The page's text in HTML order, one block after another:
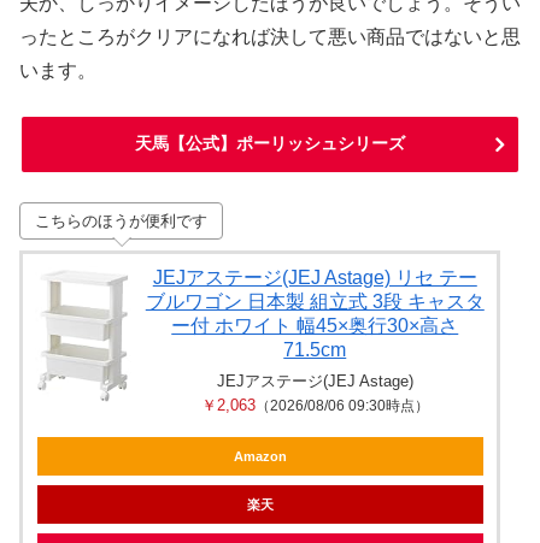
ったところがクリアになれば決して悪い商品ではないと思
います。
天馬【公式】ポーリッシュシリーズ
こちらのほうが便利です
JEJアステージ(JEJ Astage) リセ テー
ブルワゴン 日本製 組立式 3段 キャスタ
ー付 ホワイト 幅45×奥行30×高さ
71.5cm
JEJアステージ(JEJ Astage)
￥2,063（2026/08/06 09:30時点）
Amazon
楽天